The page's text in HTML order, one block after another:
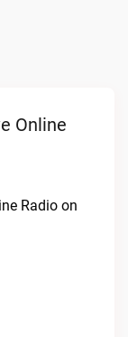
Online
Radio on